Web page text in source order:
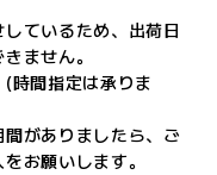
ているため、出荷日
ません。
時間指定は承りま
がありましたら、ご
お願いします。